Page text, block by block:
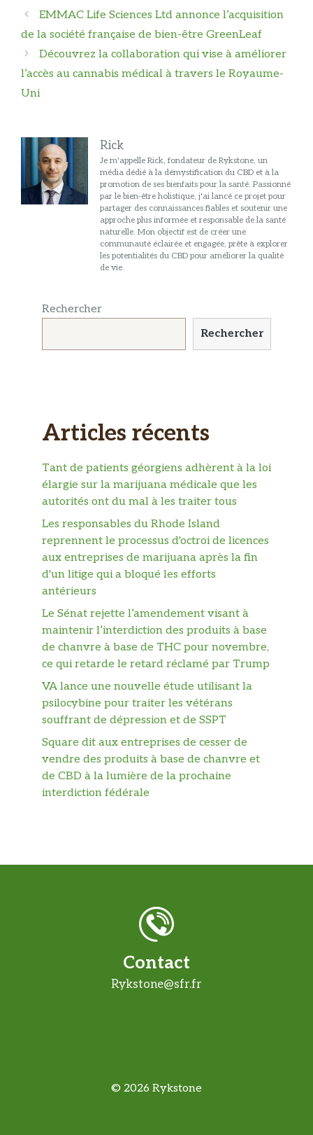
Navigation
des
articles
EMMAC Life Sciences Ltd annonce l’acquisition
de la société française de bien-être GreenLeaf
Découvrez la collaboration qui vise à améliorer
l’accès au cannabis médical à travers le Royaume-
Uni
Rick
Je m'appelle Rick, fondateur de Rykstone, un
média dédié à la démystification du CBD et à la
promotion de ses bienfaits pour la santé. Passionné
par le bien-être holistique, j'ai lancé ce projet pour
partager des connaissances fiables et soutenir une
approche plus informée et responsable de la santé
naturelle. Mon objectif est de créer une
communauté éclairée et engagée, prête à explorer
les potentialités du CBD pour améliorer la qualité
de vie.
Rechercher
Rechercher
Articles récents
Tant de patients géorgiens adhèrent à la loi
élargie sur la marijuana médicale que les
autorités ont du mal à les traiter tous
Les responsables du Rhode Island
reprennent le processus d'octroi de licences
aux entreprises de marijuana après la fin
d'un litige qui a bloqué les efforts
antérieurs
Le Sénat rejette l’amendement visant à
maintenir l’interdiction des produits à base
de chanvre à base de THC pour novembre,
ce qui retarde le retard réclamé par Trump
VA lance une nouvelle étude utilisant la
psilocybine pour traiter les vétérans
souffrant de dépression et de SSPT
Square dit aux entreprises de cesser de
vendre des produits à base de chanvre et
de CBD à la lumière de la prochaine
interdiction fédérale
Contact
Rykstone@sfr.fr
© 2026 Rykstone